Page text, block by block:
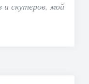
скутеров, мой